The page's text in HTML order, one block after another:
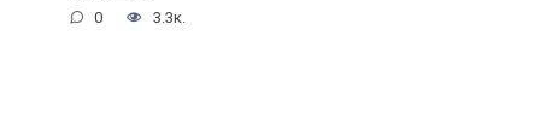
0 3.3к.